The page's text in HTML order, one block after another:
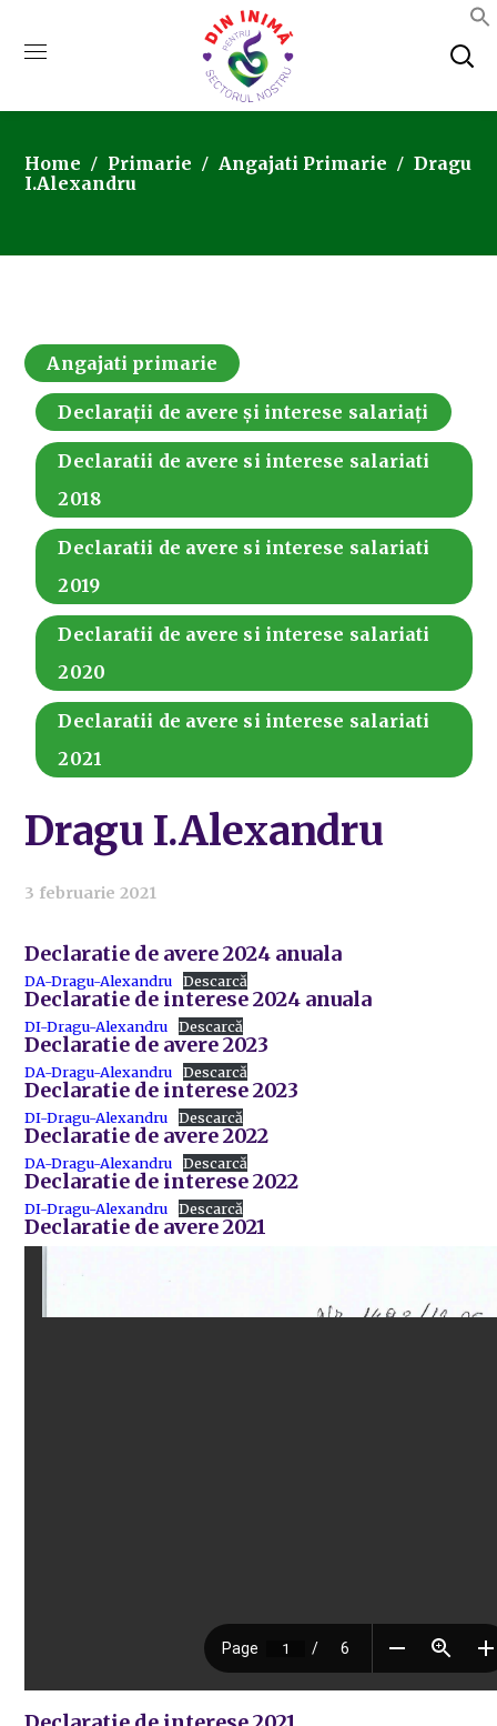
Home Primarie Angajati Primarie
Dragu
I.Alexandru
Angajati primarie
Declarații de avere și interese salariați
Declaratii de avere si interese salariati
2018
Declaratii de avere si interese salariati
2019
Declaratii de avere si interese salariati
2020
Declaratii de avere si interese salariati
2021
Dragu I.Alexandru
3 februarie 2021
Declaratie de avere 2024 anuala
DA-Dragu-Alexandru Descarcă
Declaratie de interese 2024 anuala
DI-Dragu-Alexandru Descarcă
Declaratie de avere 2023
DA-Dragu-Alexandru Descarcă
Declaratie de interese 2023
DI-Dragu-Alexandru Descarcă
Declaratie de avere 2022
DA-Dragu-Alexandru Descarcă
Declaratie de interese 2022
DI-Dragu-Alexandru Descarcă
Declaratie de avere 2021